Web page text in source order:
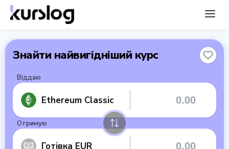
Знайти найвигідніший курс
Віддаю
Ethereum Classic
Отримую
Готівка EUR